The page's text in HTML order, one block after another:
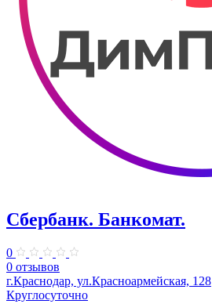
Сбербанк. Банкомат.
0
0 отзывов
г.Краснодар, ул.​Красноармейская, 128
Круглосуточно